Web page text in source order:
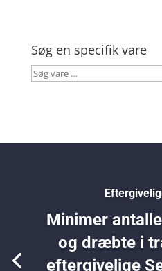
Søg en specifik vare
Søg
Minimer
og dræbte i
eftergivelige